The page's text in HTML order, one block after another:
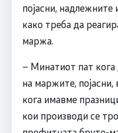
појасни, надлежните
како треба да
маржа.
– Минатиот пат
на маржите,
кога имавме
кои производи се